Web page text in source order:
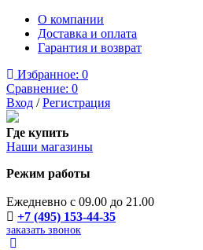
О компании
Доставка и оплата
Гарантия и возврат
Избранное: 0
Сравнение: 0
Вход /Регистрация
Где купить
Наши магазины
Режим работы
Ежедневно с 09.00 до 21.00
+7 (495) 153-44-35
заказать звонок